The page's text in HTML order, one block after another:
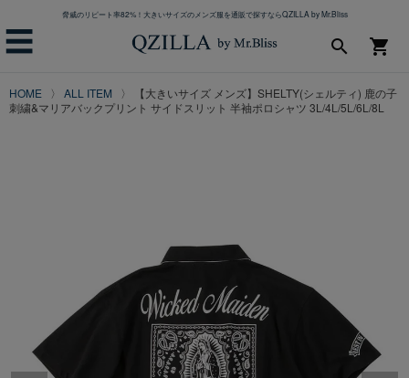
脅威のリピート率82%！大きいサイズのメンズ服を通販で探すならQZILLA by Mr.Bliss
☰ shopping_cart
search
HOME ALL ITEM
【大きいサイズ メンズ】SHELTY(シェルティ) 鹿の子
刺繍&マリアバックプリント サイドスリット 半袖ポロシャツ 3L/4L/5L/6L/8L